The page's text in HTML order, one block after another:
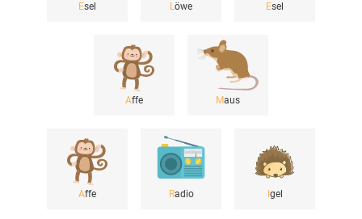
Esel Löwe Esel
Affe Maus
Affe Radio gel